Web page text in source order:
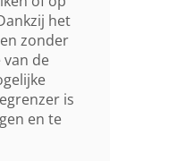
het
zonder
de
is
en te